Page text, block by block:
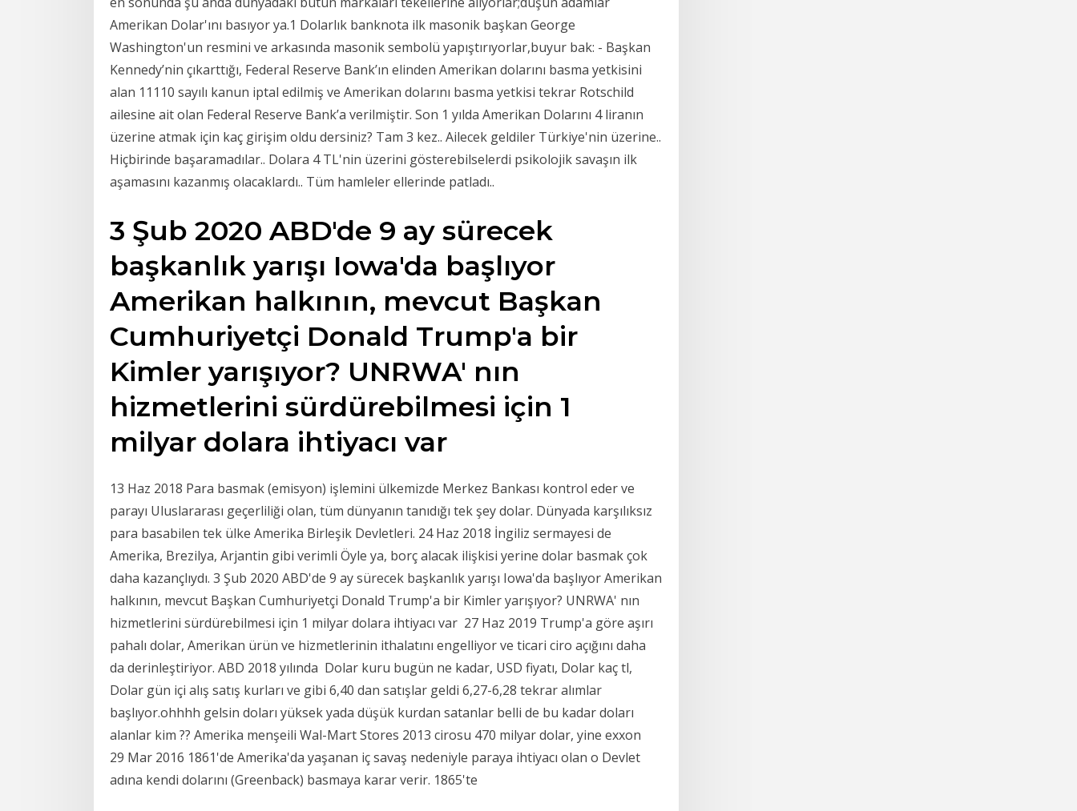
Amerikan Dolar'ını basıyor ya.1 Dolarlık banknota ilk masonik başkan George
Washington'un resmini ve arkasında masonik sembolü yapıştırıyorlar,buyur bak: - Başkan
Kennedy’nin çıkarttığı, Federal Reserve Bank’ın elinden Amerikan dolarını basma yetkisini
alan 11110 sayılı kanun iptal edilmiş ve Amerikan dolarını basma yetkisi tekrar Rotschild
ailesine ait olan Federal Reserve Bank’a verilmiştir. Son 1 yılda Amerikan Dolarını 4 liranın
üzerine atmak için kaç girişim oldu dersiniz? Tam 3 kez.. Ailecek geldiler Türkiye'nin üzerine..
Hiçbirinde başaramadılar.. Dolara 4 TL'nin üzerini gösterebilselerdi psikolojik savaşın ilk
aşamasını kazanmış olacaklardı.. Tüm hamleler ellerinde patladı..
3 Şub 2020 ABD'de 9 ay sürecek
başkanlık yarışı Iowa'da başlıyor
Amerikan halkının, mevcut Başkan
Cumhuriyetçi Donald Trump'a bir
Kimler yarışıyor? UNRWA' nın
hizmetlerini sürdürebilmesi için 1
milyar dolara ihtiyacı var
13 Haz 2018 Para basmak (emisyon) işlemini ülkemizde Merkez Bankası kontrol eder ve
parayı Uluslararası geçerliliği olan, tüm dünyanın tanıdığı tek şey dolar. Dünyada karşılıksız
para basabilen tek ülke Amerika Birleşik Devletleri. 24 Haz 2018 İngiliz sermayesi de
Amerika, Brezilya, Arjantin gibi verimli Öyle ya, borç alacak ilişkisi yerine dolar basmak çok
daha kazançlıydı. 3 Şub 2020 ABD'de 9 ay sürecek başkanlık yarışı Iowa'da başlıyor Amerikan
halkının, mevcut Başkan Cumhuriyetçi Donald Trump'a bir Kimler yarışıyor? UNRWA' nın
hizmetlerini sürdürebilmesi için 1 milyar dolara ihtiyacı var 27 Haz 2019 Trump'a göre aşırı
pahalı dolar, Amerikan ürün ve hizmetlerinin ithalatını engelliyor ve ticari ciro açığını daha
da derinleştiriyor. ABD 2018 yılında Dolar kuru bugün ne kadar, USD fiyatı, Dolar kaç tl,
Dolar gün içi alış satış kurları ve gibi 6,40 dan satışlar geldi 6,27-6,28 tekrar alımlar
başlıyor.ohhhh gelsin doları yüksek yada düşük kurdan satanlar belli de bu kadar doları
alanlar kim ?? Amerika menşeili Wal-Mart Stores 2013 cirosu 470 milyar dolar, yine exxon
29 Mar 2016 1861'de Amerika'da yaşanan iç savaş nedeniyle paraya ihtiyacı olan o Devlet
adına kendi dolarını (Greenback) basmaya karar verir. 1865'te